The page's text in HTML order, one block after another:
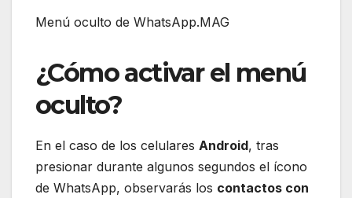
Menú oculto de WhatsApp.MAG
¿Cómo activar el menú
oculto?
En el caso de los celulares Android, tras
presionar durante algunos segundos el ícono
de WhatsApp, observarás los contactos con